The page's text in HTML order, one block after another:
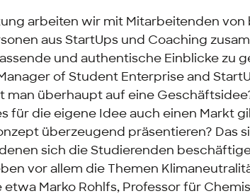
arbeiten wir mit Mitarbeitenden
ausStartUps und Coaching
und authentische Einblicke zu
of Student Enterprise and
man überhaupt auf eine
für die eigene Idee auch einen Markt
überzeugend präsentieren? Das
sich die Studierenden
vor allem die Themen
etwa Marko Rohlfs, Professor für